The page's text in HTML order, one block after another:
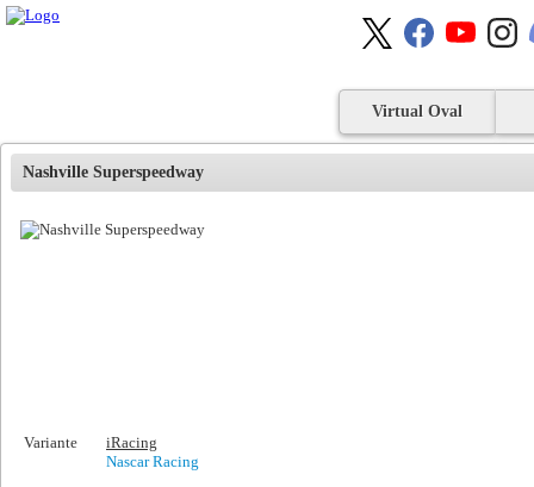
Virtual Oval
Nashville Superspeedway
Variante
iRacing
Nascar Racing